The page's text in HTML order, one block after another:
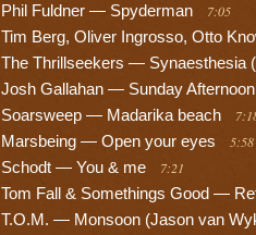
Phil Fuldner — Spyderman 7:05
Tim Berg, Oliver Ingrosso, Otto
The Thrillseekers — Synaesthesia
Josh Gallahan — Sunday Afternoon
Soarsweep — Madarika beach
Marsbeing — Open your eyes 5:58
Schodt — You & me 7:21
Tom Fall & Somethings Good —
T.O.M. — Monsoon (Jason van